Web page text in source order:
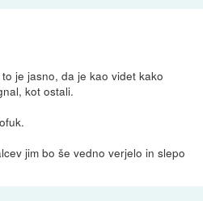
je jasno, da je kao videt kako
kot ostali.
jim bo še vedno verjelo in slepo